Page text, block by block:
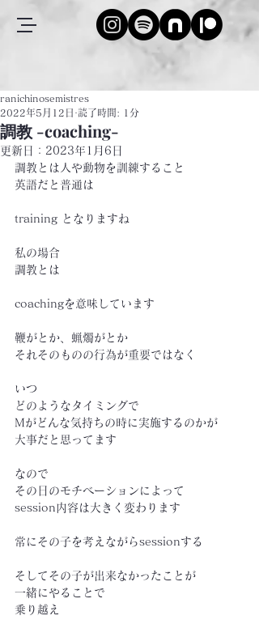
調教 -coaching-
ranichinosemistres
2022年5月12日
読了時間: 1分
更新日： 2023年1月6日
調教とは人や動物を訓練すること
英語だと普通は
training となりますね
私の場合
調教とは
coachingを意味しています
鞭がとか、蝋燭がとか
それそのものの行為が重要ではなく
いつ
どのようなタイミングで
Mがどんな気持ちの時に実施するのかが
大事だと思ってます
なので
その日のモチベーションによって
session内容は大きく変わります
常にその子を考えながらsessionする
そしてその子が出来なかったことが
一緒にやることで
乗り越え